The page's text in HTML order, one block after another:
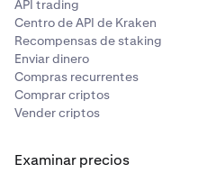
API trading
Centro de API de Kraken
Recompensas de staking
Enviar dinero
Compras recurrentes
Comprar criptos
Vender criptos
Examinar precios